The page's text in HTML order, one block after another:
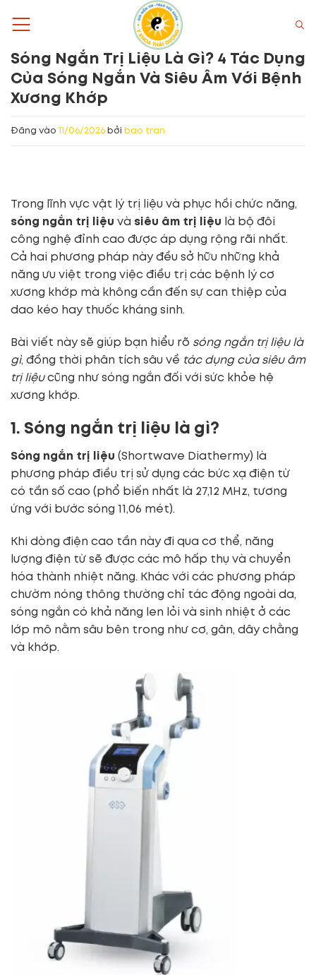
qua
dung
Sóng Ngắn Trị Liệu Là Gì? 4 Tác Dụng
Của Sóng Ngắn Và Siêu Âm Với Bệnh
Xương Khớp
Đăng vào 11/06/2026 bởi bao tran
Trong lĩnh vực vật lý trị liệu và phục hồi chức năng,
sóng ngắn trị liệu và siêu âm trị liệu là bộ đôi
công nghệ đỉnh cao được áp dụng rộng rãi nhất.
Cả hai phương pháp này đều sở hữu những khả
năng ưu việt trong việc điều trị các bệnh lý cơ
xương khớp mà không cần đến sự can thiệp của
dao kéo hay thuốc kháng sinh.
Bài viết này sẽ giúp bạn hiểu rõ sóng ngắn trị liệu là
gì, đồng thời phân tích sâu về tác dụng của siêu âm
trị liệucũng như sóng ngắn đối với sức khỏe hệ
xương khớp.
1. Sóng ngắn trị liệu là gì?
Sóng ngắn trị liệu (Shortwave Diathermy) là
phương pháp điều trị sử dụng các bức xạ điện từ
có tần số cao (phổ biến nhất là 27,12 MHz, tương
ứng với bước sóng 11,06 mét).
Khi dòng điện cao tần này đi qua cơ thể, năng
lượng điện từ sẽ được các mô hấp thụ và chuyển
hóa thành nhiệt năng. Khác với các phương pháp
chườm nóng thông thường chỉ tác động ngoài da,
sóng ngắn có khả năng len lỏi và sinh nhiệt ở các
lớp mô nằm sâu bên trong như cơ, gân, dây chằng
và khớp.